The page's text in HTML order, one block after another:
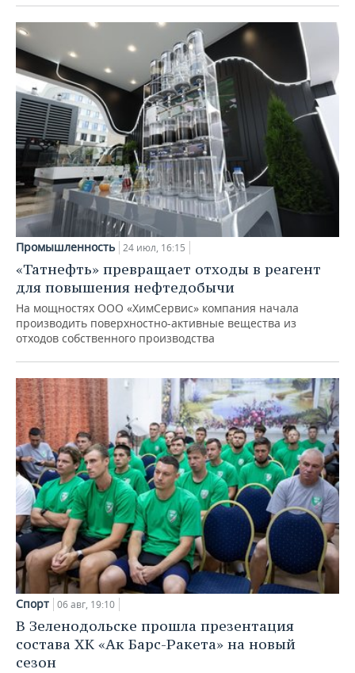
Промышленность 24 июл, 16:15
«Татнефть» превращает отходы в реагент
для повышения нефтедобычи
На мощностях ООО «ХимСервис» компания начала
производить поверхностно-активные вещества из
отходов собственного производства
Спорт 06 авг, 19:10
В Зеленодольске прошла презентация
состава ХК «Ак Барс-Ракета» на новый
сезон